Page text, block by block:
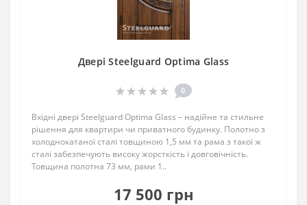
Двері Steelguard Optima Glass
0
Вхідні двері Steelguard Optima Glass – надійне та стильне
рішення для квартири чи приватного будинку. Полотно з
холоднокатаної сталі товщиною 1,5 мм та рама з такої ж
сталі забезпечують високу жорсткість і довговічність.
Товщина полотна 73 мм, рами 1..
17 500 грн